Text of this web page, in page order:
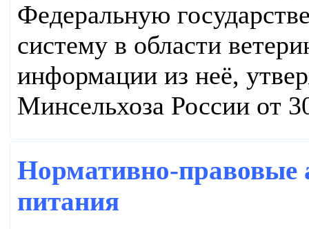
Федеральную
систему в области
информации из неё,
Минсельхоза России от
Нормативно-правовые
питания